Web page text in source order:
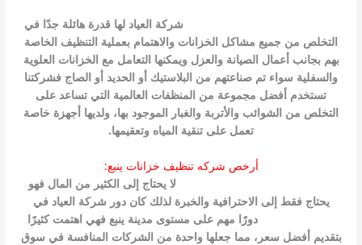
شركة العياد لها قدرة هائلة جدًا في
التخلص من جميع مشاكل الخزانات والاهتمام بعملية التنظيف الخاصة
بهم بجانب أعمال الصيانة والعزل ويمكنها التعامل مع الخزانات العلوية
والسفلية سواء تم صناعتهم من البلاستيك أو الحديد أو الصاج فشركتنا
تستخدم أفضل مجموعة من المنظفات العالمية التي تساعد على
التخلص من الشوائب والأتربة والغبار الموجود بها، ولديها أجهزة خاصة
تعمل على تنقية المياه وتعقيمها.
أرخص شركه تنظيف خزانات ينبع:
لا يحتاج إلى الكثير من المال فهو
يحتاج فقط إلى الاحترافية والخبرة لذلك كان دور شركة العياد في
دورًا مهم على مستوى مدينة ينبع فهي اهتمت كثيرًا
بتقديم أفضل سعر، مما جعلها واحدة من الشركات المنافسة في سوق